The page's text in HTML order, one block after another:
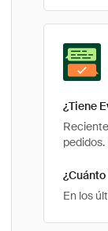
¿Tiene
En los